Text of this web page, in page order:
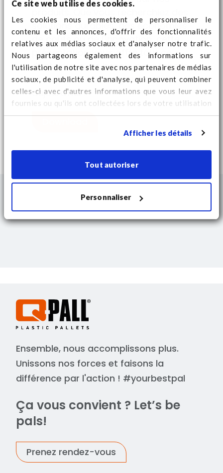
Ce site web utilise des cookies.
Les cookies nous permettent de personnaliser le
contenu et les annonces, d'offrir des fonctionnalités
relatives aux médias sociaux et d'analyser notre trafic.
Nous partageons également des informations sur
l'utilisation de notre site avec nos partenaires de médias
sociaux, de publicité et d'analyse, qui peuvent combiner
celles-ci avec d'autres informations que vous leur avez
fournies ou qu'ils ont collectées lors de votre utilisation
de leurs services. Regardezicipour des informations
Afficher les détails
Tout autoriser
Personnaliser
solutions durables, des économies
de coûts ou de l'innovation, cette
présentation vous offre tout ce
dont vous avez besoin pour faire le
bon choix. Téléchargez-la dès
aujourd'hui !
Ensemble, nous accomplissons plus.
Unissons nos forces et faisons la
différence par l'action ! #yourbestpal
Ça vous convient ? Let’s be
pals!
Prenez rendez-vous